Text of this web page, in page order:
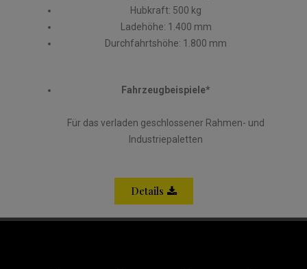
Hubkraft: 500 kg
Ladehöhe: 1.400 mm
Durchfahrtshöhe: 1.800 mm
Fahrzeugbeispiele*
Für das verladen geschlossener Rahmen- und
Industriepaletten
Details